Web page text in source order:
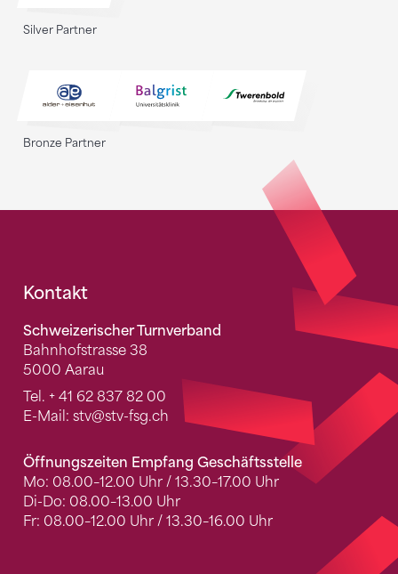
Silver Partner
Bronze Partner
Fusszeile
Kontakt
Schweizerischer Turnverband
Bahnhofstrasse 38
5000 Aarau
Tel. + 41 62 837 82 00
E-Mail: stv@stv-fsg.ch
Öffnungszeiten Empfang Geschäftsstelle
Mo: 08.00–12.00 Uhr / 13.30–17.00 Uhr
Di-Do: 08.00–13.00 Uhr
Fr: 08.00–12.00 Uhr / 13.30–16.00 Uhr